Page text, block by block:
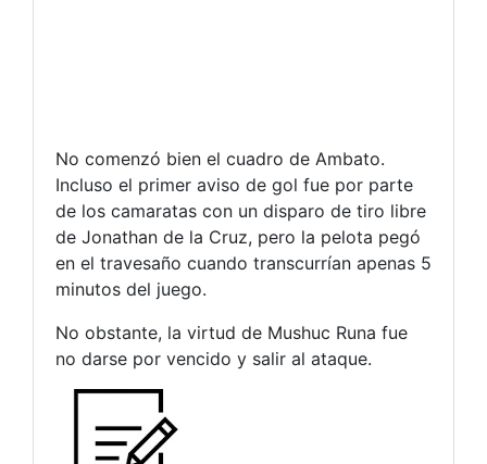
No comenzó bien el cuadro de Ambato.
Incluso el primer aviso de gol fue por parte
de los camaratas con un disparo de tiro libre
de Jonathan de la Cruz, pero la pelota pegó
en el travesaño cuando transcurrían apenas 5
minutos del juego.
No obstante, la virtud de Mushuc Runa fue
no darse por vencido y salir al ataque.